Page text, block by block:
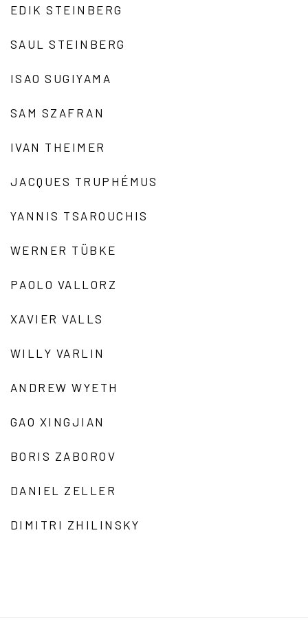
EDIK STEINBERG
SAUL STEINBERG
ISAO SUGIYAMA
SAM SZAFRAN
IVAN THEIMER
JACQUES TRUPHÉMUS
YANNIS TSAROUCHIS
WERNER TÜBKE
PAOLO VALLORZ
XAVIER VALLS
WILLY VARLIN
ANDREW WYETH
GAO XINGJIAN
BORIS ZABOROV
DANIEL ZELLER
DIMITRI ZHILINSKY